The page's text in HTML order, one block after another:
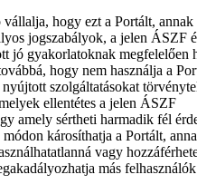
hogy ezt a Portált, annak
jogszabályok, a jelen ÁSZF
jó gyakorlatoknak megfelelően
hogy nem használja a
nyújtott szolgáltatásokat
ellentétes a jelen ÁSZF
amely sértheti harmadik fél
károsíthatja a Portált,
vagy
más